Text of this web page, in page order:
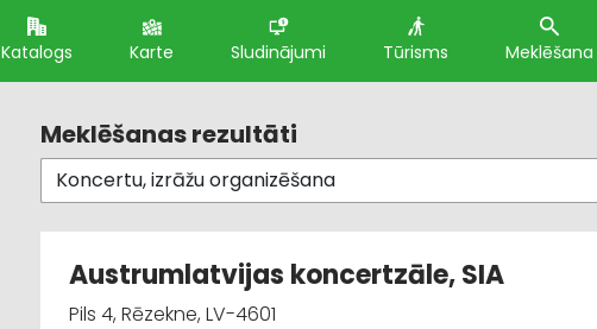
Katalogs Karte Sludinājumi Tūrisms Meklēšana
Meklēšanas rezultāti
Austrumlatvijas koncertzāle, SIA
Pils 4, Rēzekne, LV-4601